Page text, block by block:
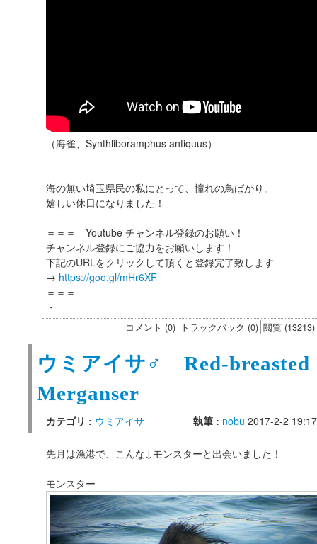
（海雀、Synthliboramphus antiquus）
海の無い埼玉県民の私にとって、憧れの鳥ばかり。
嬉しい休日になりました！
＝＝＝ Youtube チャンネル登録のお願い！
チャンネル登録にご協力をお願いします！
下記のURLをクリックして頂くと登録完了致します
→ https://goo.gl/mHr6XF
＝＝＝
・
コメント (0) トラックバック (0) 閲覧 (13213)
ウミアイサ♂ Red-breasted
Merganser
カテゴリ : ウミアイサ 執筆 : nobu 2017-2-2 19:17
先月は漁港で、こんな↓モンスターと出会いました！
モンスター